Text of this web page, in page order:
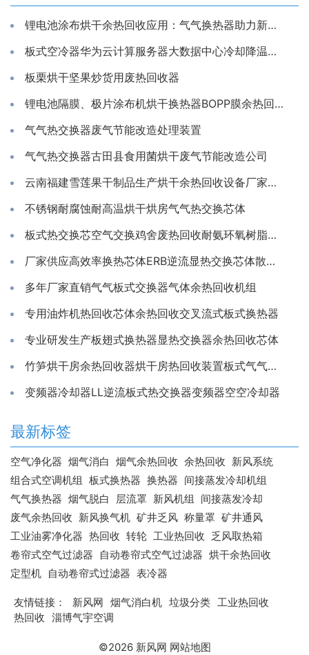
锂电池涂布烘干余热回收应用：气气换热器助力新能源生产节能降耗
板式空冷器华为云计算服务器大数据中心冷却降温换散热装置制冷藏库房系统冷能量回收器
板栗烘干坚果炒货用废热回收器
锂电池隔膜、极片涂布机烘干换热器BOPP膜余热回收装置
气气热交换器废气节能改造处理装置
气气热交换器古田县食用菌烘干废气节能改造公司
云南福建雪莲果干制品生产烘干余热回收设备厂家推荐亲水铝箔换热芯
不锈钢耐腐蚀耐高温烘干烘房气气热交换芯体
板式热交换芯空气交换鸡舍废热回收耐氨环氧树脂通风除湿换热
厂家供应高效率换热芯体ERB逆流显热交换芯体散热器
多年厂家直销气气板式交换器气体余热回收机组
专用油炸机热回收芯体余热回收交叉流式板式换热器
专业研发生产板翅式换热器显热交换器余热回收芯体
竹笋烘干房余热回收器烘干房热回收装置板式气气换热器工厂
变频器冷却器LL逆流板式热交换器变频器空空冷却器
最新标签
空气净化器 烟气消白 烟气余热回收 余热回收 新风系统
组合式空调机组 板式换热器 换热器 间接蒸发冷却机组
气气换热器 烟气脱白 层流罩 新风机组
间接蒸发冷却
废气余热回收 新风换气机 矿井乏风 称量罩 矿井通风
工业油雾净化器 热回收 转轮 工业热回收 乏风取热箱
卷帘式空气过滤器
自动卷帘式空气过滤器 烘干余热回收
定型机 自动卷帘式过滤器 表冷器
友情链接： 新风网 烟气消白机 垃圾分类 工业热回收
热回收 淄博气宇空调
©2026 新风网 网站地图